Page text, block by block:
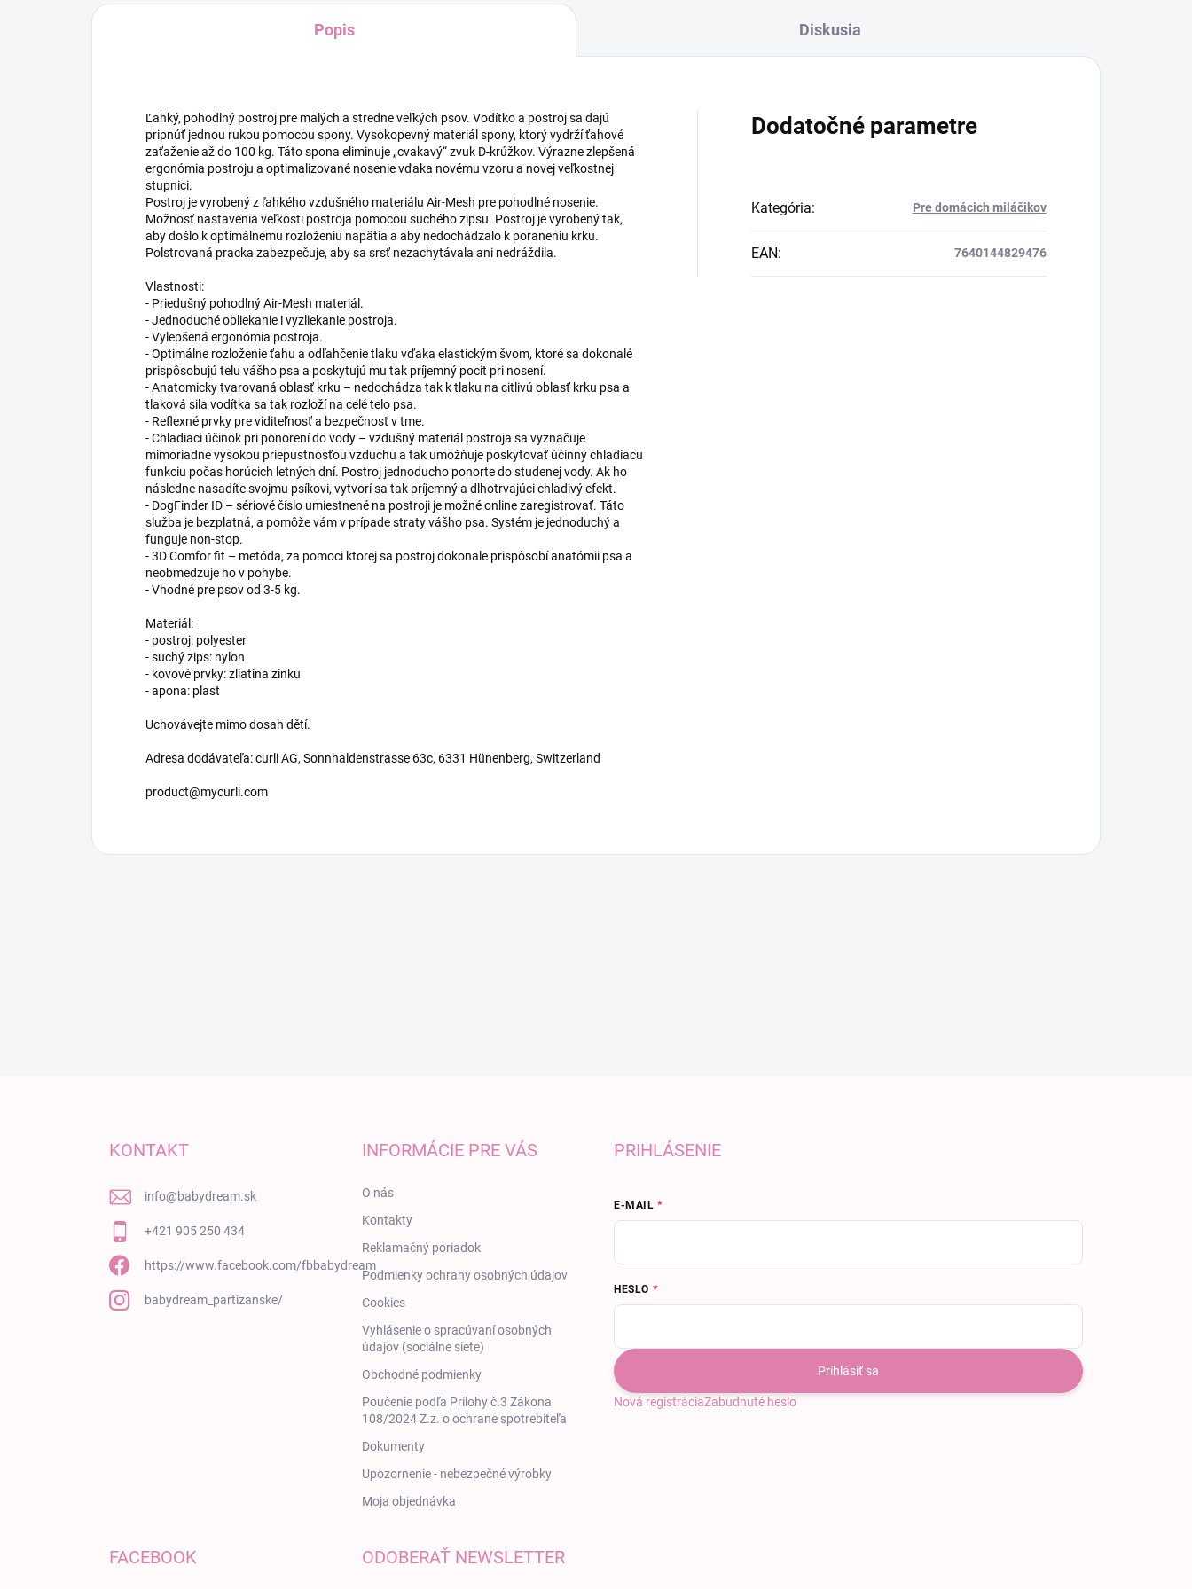
Popis Diskusia
Ľahký, pohodlný postroj pre malých a stredne veľkých psov. Vodítko a postroj sa dajú
pripnúť jednou rukou pomocou spony. Vysokopevný materiál spony, ktorý vydrží ťahové
zaťaženie až do 100 kg. Táto spona eliminuje „cvakavý“ zvuk D-krúžkov. Výrazne zlepšená
ergonómia postroju a optimalizované nosenie vďaka novému vzoru a novej veľkostnej
stupnici.
Postroj je vyrobený z ľahkého vzdušného materiálu Air-Mesh pre pohodlné nosenie.
Možnosť nastavenia veľkosti postroja pomocou suchého zipsu. Postroj je vyrobený tak,
aby došlo k optimálnemu rozloženiu napätia a aby nedochádzalo k poraneniu krku.
Polstrovaná pracka zabezpečuje, aby sa srsť nezachytávala ani nedráždila.
Vlastnosti:
- Priedušný pohodlný Air-Mesh materiál.
- Jednoduché obliekanie i vyzliekanie postroja.
- Vylepšená ergonómia postroja.
- Optimálne rozloženie ťahu a odľahčenie tlaku vďaka elastickým švom, ktoré sa dokonalé
prispôsobujú telu vášho psa a poskytujú mu tak príjemný pocit pri nosení.
- Anatomicky tvarovaná oblasť krku – nedochádza tak k tlaku na citlivú oblasť krku psa a
tlaková sila vodítka sa tak rozloží na celé telo psa.
- Reflexné prvky pre viditeľnosť a bezpečnosť v tme.
- Chladiaci účinok pri ponorení do vody – vzdušný materiál postroja sa vyznačuje
mimoriadne vysokou priepustnosťou vzduchu a tak umožňuje poskytovať účinný chladiacu
funkciu počas horúcich letných dní. Postroj jednoducho ponorte do studenej vody. Ak ho
následne nasadíte svojmu psíkovi, vytvorí sa tak príjemný a dlhotrvajúci chladivý efekt.
- DogFinder ID – sériové číslo umiestnené na postroji je možné online zaregistrovať. Táto
služba je bezplatná, a pomôže vám v prípade straty vášho psa. Systém je jednoduchý a
funguje non-stop.
- 3D Comfor fit – metóda, za pomoci ktorej sa postroj dokonale prispôsobí anatómii psa a
neobmedzuje ho v pohybe.
- Vhodné pre psov od 3-5 kg.
Materiál:
- postroj: polyester
- suchý zips: nylon
- kovové prvky: zliatina zinku
- apona: plast
Uchovávejte mimo dosah dětí.
Adresa dodávateľa: curli AG, Sonnhaldenstrasse 63c, 6331 Hünenberg, Switzerland
product@mycurli.com
Dodatočné parametre
Kategória: Pre domácich miláčikov
EAN: 7640144829476
KONTAKT
info@babydream.sk
+421 905 250 434
https://www.facebook.com/fbbabydream
babydream_partizanske/
INFORMÁCIE PRE VÁS
O nás
Kontakty
Reklamačný poriadok
Podmienky ochrany osobných údajov
Cookies
Vyhlásenie o spracúvaní osobných
údajov (sociálne siete)
Obchodné podmienky
Poučenie podľa Prílohy č.3 Zákona
108/2024 Z.z. o ochrane spotrebiteľa
Dokumenty
Upozornenie - nebezpečné výrobky
Moja objednávka
PRIHLÁSENIE
E-MAIL
HESLO
Prihlásiť sa
Nová registráciaZabudnuté heslo
FACEBOOK ODOBERAŤ NEWSLETTER